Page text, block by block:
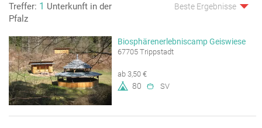
Treffer: 1 Unterkunft in der
Pfalz
Beste Ergebnisse
Biosphärenerlebniscamp Geiswiese
67705 Trippstadt
ab 3,50 €
80 SV